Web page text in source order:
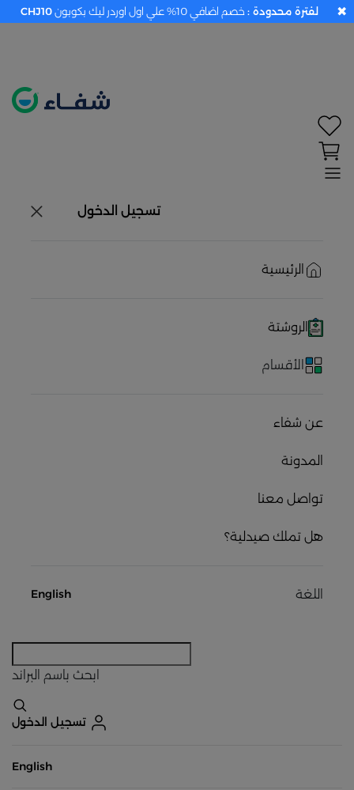
تسجيل الدخول
الرئيسية
الروشتة
الأقسام
عن شفاء
المدونة
تواصل معنا
هل تملك صيدلية؟
اللغة English
ابحث باسم البراند
تسجيل الدخول
English
لفترة محدودة : خصم اضافي 10% علي اول اوردر ليك بكوبون CHJ10 ✖